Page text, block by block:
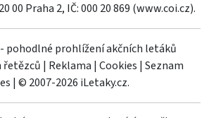
00 Praha 2, IČ: 000 20 869 (www.coi.cz).
pohodlné prohlížení akčních letáků
řetězců | Reklama | Cookies | Seznam
| © 2007-2026 iLetaky.cz.